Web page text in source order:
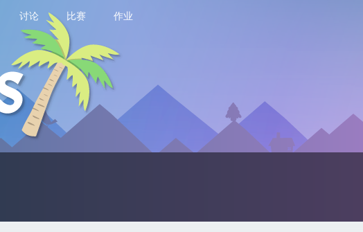
讨论 比赛 作业